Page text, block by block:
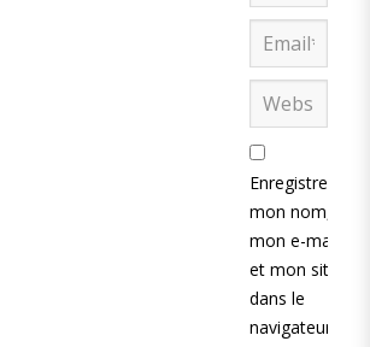
Enregistrer
mon nom,
mon e-mail
et mon site
dans le
navigateur